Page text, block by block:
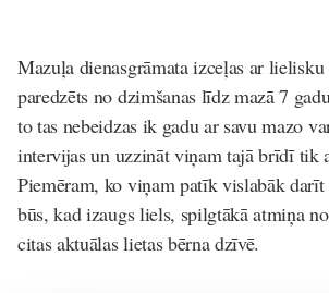
Mazuļa dienasgrāmata izceļas ar
paredzēts no dzimšanas līdz mazā 7
to tas nebeidzas ik gadu ar savu mazo
intervijas un uzzināt viņam tajā brīdī tik
Piemēram, ko viņam patīk vislabāk
būs, kad izaugs liels, spilgtākā atmiņa
citas aktuālas lietas bērna dzīvē.